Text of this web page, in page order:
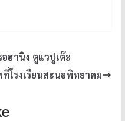
ฮานิง ตูแวปูเต๊ะ
โรงเรียนสะนอพิทยาคม